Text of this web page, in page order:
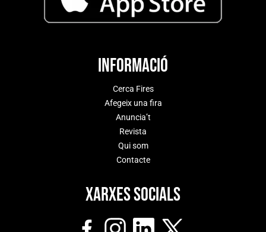
Informació
Cerca Fires
Afegeix una fira
Anuncia’t
Revista
Qui som
Contacte
Xarxes socials